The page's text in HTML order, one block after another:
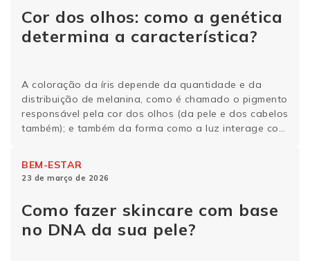
Cor dos olhos: como a genética
determina a característica?
A coloração da íris depende da quantidade e da
distribuição de melanina, como é chamado o pigmento
responsável pela cor dos olhos (da pele e dos cabelos
também); e também da forma como a luz interage com
que atuam no …
BEM-ESTAR
23 de março de 2026
Como fazer skincare com base
no DNA da sua pele?